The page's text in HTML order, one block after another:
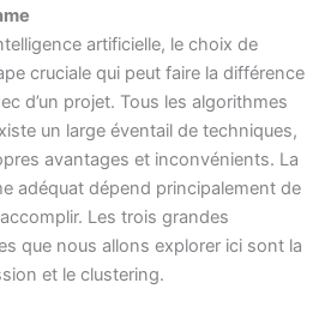
artificielle, le choix de
cruciale qui peut faire la différence
d’un projet. Tous les algorithmes
un large éventail de techniques,
avantages et inconvénients. La
adéquat dépend principalement de
Les trois grandes
que nous allons explorer ici sont la
et le clustering.